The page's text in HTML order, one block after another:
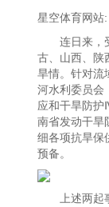
星空体育网站:
连日来，受
古、山西、陕
旱情。针对流
河水利委员会
应和干旱防
南省发动干旱
细各项抗旱保
预备。
上述两起事